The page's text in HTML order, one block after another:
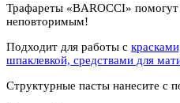
Трафареты «BAROCCI»
неповторимым!
Подходит для работы с
шпаклевкой, средствами для
Структурные пасты нанесите с